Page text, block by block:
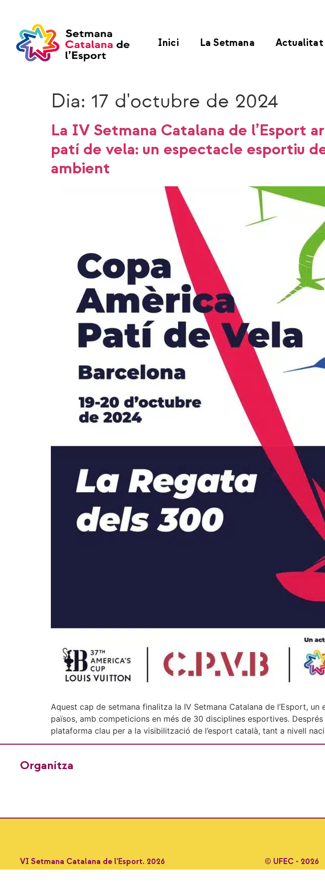
Inici La Setmana Actualitat
Dia: 17 d'octubre de 2024
La IV Setmana Catalana de l’Esport
patí de vela: un espectacle esportiu
ambient
Aquest cap de setmana finalitza la IV Setmana Catalana de l’Esport,
països, amb competicions en més de 30 disciplines esportives.
plataforma clau per a la visibilització de l’esport català, tant a nivell
Organitza
VI Setmana Catalana de l'Esport. 2026 © UFEC - 2026